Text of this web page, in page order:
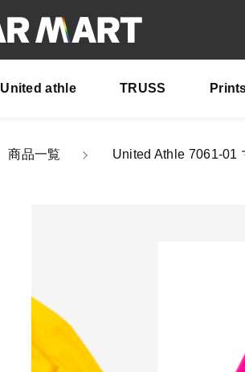
United athle TRUSS
商品一覧 United Athle 7061-01
価格帯